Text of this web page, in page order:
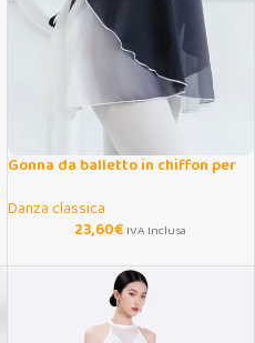
Gonna da balletto in chiffon per
Danza classica
23,60€ IVA Inclusa